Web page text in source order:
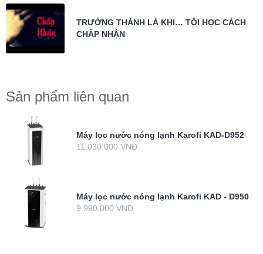
TRƯỞNG THÀNH LÀ KHI… TÔI HỌC CÁCH
CHẤP NHẬN
Sản phẩm liên quan
Máy lọc nước nóng lạnh Karofi KAD-D952
11.030.000 VNĐ
Máy lọc nước nóng lạnh Karofi KAD - D950
9.990.000 VNĐ